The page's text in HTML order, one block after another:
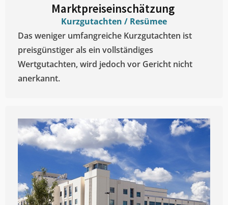
Marktpreiseinschätzung ​
Kurzgutachten / Resümee
Das weniger umfangreiche Kurzgutachten ist
preisgünstiger als ein vollständiges
Wertgutachten, wird jedoch vor Gericht nicht
anerkannt.